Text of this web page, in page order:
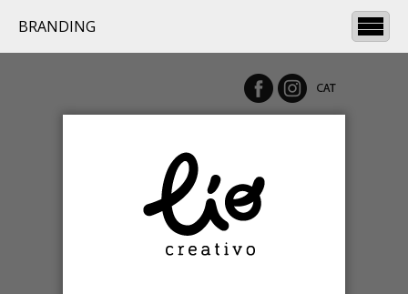
BRANDING